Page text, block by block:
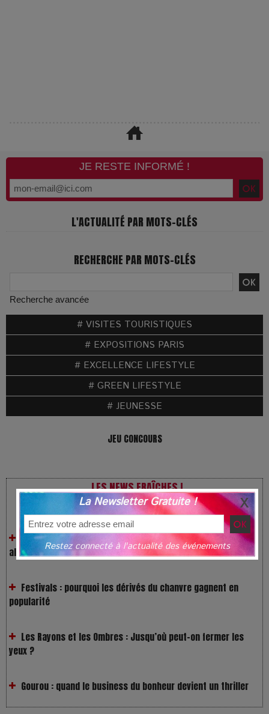
JE RESTE INFORMÉ !
L'ACTUALITÉ PAR MOTS-CLÉS
RECHERCHE PAR MOTS-CLÉS
Recherche avancée
# VISITES TOURISTIQUES
# EXPOSITIONS PARIS
# EXCELLENCE LIFESTYLE
# GREEN LIFESTYLE
# JEUNESSE
JEU CONCOURS
LES NEWS FRAÎCHES !
VivaTech 2026 : l’instant où l’opéra bascule dans l’ère des
algorithmes
Festivals : pourquoi les dérivés du chanvre gagnent en
Les Rayons et les Ombres : Jusqu’où peut-on fermer les
Gourou : quand le business du bonheur devient un thriller
LOL 2.0 : aimer, grandir et se comprendre à l’ère des
réseaux
La Newsletter Gratuite !
Restez connecté à l'actualité des événements